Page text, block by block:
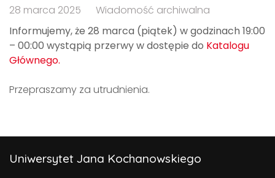
28 marca 2025
Wiadomość archiwalna
Informujemy, że 28 marca (piątek) w godzinach 19:00
– 00:00 wystąpią przerwy w dostępie do Katalogu
Głównego.
Przepraszamy za utrudnienia.
Uniwersytet Jana Kochanowskiego